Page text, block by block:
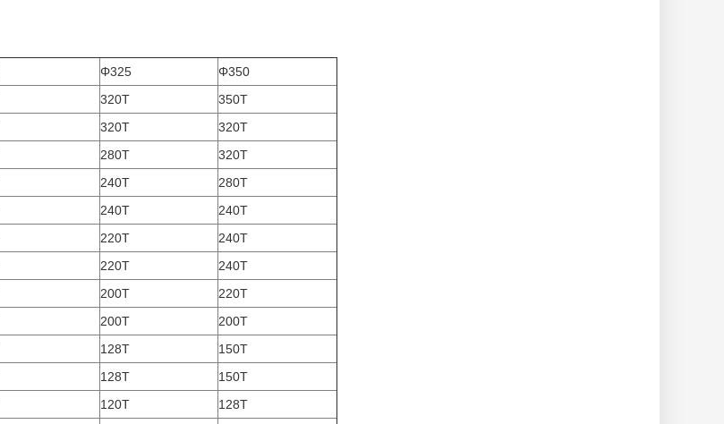
Φ325
Φ350
320T
350T
320T
320T
280T
320T
240T
280T
240T
240T
220T
240T
220T
240T
200T
220T
200T
200T
128T
150T
128T
150T
120T
128T